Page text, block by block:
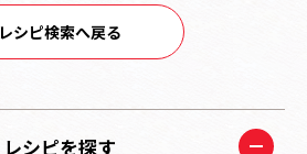
レシピを探す
レシピ検索へ戻る